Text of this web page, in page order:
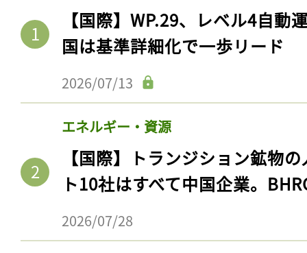
【国際】WP.29、レベル4自動
国は基準詳細化で一歩リード
2026/07/13
エネルギー・資源
【国際】トランジション鉱物
ト10社はすべて中国企業。
2026/07/28